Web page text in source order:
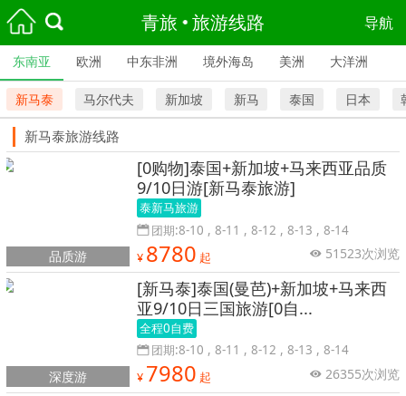
青旅 旅游线路 导航
东南亚 欧洲 中东非洲 境外海岛 美洲 大洋洲
新马泰 马尔代夫 新加坡 新马 泰国 日本
新马泰旅游线路
品质游
[0购物]泰国+新加坡+马来西亚品质
9/10日游[新马泰旅游]
泰新马旅游
团期:8-10 , 8-11 , 8-12 , 8-13 , 8-14
¥ 8780 起 51523次浏览
深度游
[新马泰]泰国(曼芭)+新加坡+马来西
亚9/10日三国旅游[0自...
全程0自费
团期:8-10 , 8-11 , 8-12 , 8-13 , 8-14
¥ 7980 起 26355次浏览